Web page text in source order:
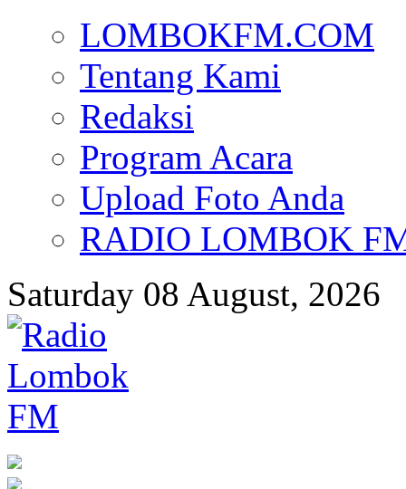
LOMBOKFM.COM
Tentang Kami
Redaksi
Program Acara
Upload Foto Anda
RADIO LOMBOK
Saturday 08 August, 2026